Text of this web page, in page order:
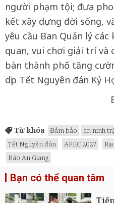
người phạm tội; đưa
kết xây dựng đời sống,
yêu cầu Ban Quản lý
quan, vui chơi giải trí và
bàn thành phố tăng
dịp Tết Nguyên đán Kỷ
Từ khóa Đảm bảo an ninh
Tết Nguyên đán
APEC 2027
Báo An Giang
Bạn có thể quan tâm